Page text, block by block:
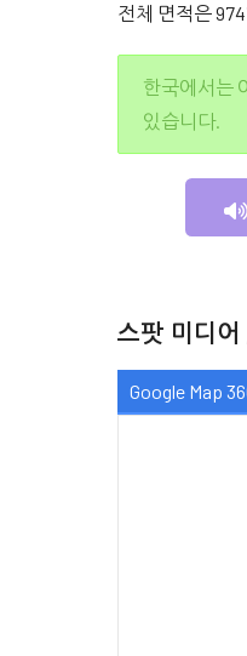
전체 면적은
한국에서는
있습니다.
스팟 미디
Google Map